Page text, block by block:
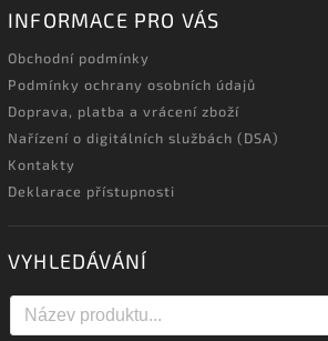
INFORMACE PRO VÁS
Obchodní podmínky
Podmínky ochrany osobních údajů
Doprava, platba a vrácení zboží
Nařízení o digitálních službách (DSA)
Kontakty
Deklarace přístupnosti
VYHLEDÁVÁNÍ